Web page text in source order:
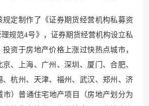
规定制作了《证券期货经营机构私募资
规范4号》，证券期货经营机构设立私
资于房地产价格上涨过快热点城市，
、上海、广州、深圳、厦门、合肥、
、杭州、天津、福州、武汉、郑州、济
市）普通住宅地产项目（房地产划分为